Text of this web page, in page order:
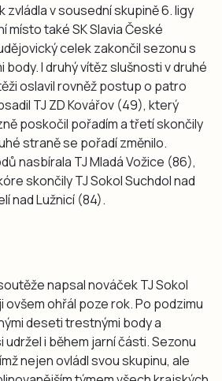
zvládla v sousední skupině 6. ligy
místo také SK Slavia České
celek zakončil sezonu s
body. I druhý vítěz slušnosti v druhé
oslavil rovněž postup o patro
TJ ZD Kovářov (49), který
poskočil pořadím a třetí skončily
straně se pořadí změnilo.
nasbírala TJ Mladá Vožice (86),
skončily TJ Sokol Suchdol nad
nad Lužnicí (84).
napsal nováček TJ Sokol
ovšem ohřál poze rok. Po podzimu
deseti trestnými body a
i během jarní části. Sezonu
nejen ovládl svou skupinu, ale